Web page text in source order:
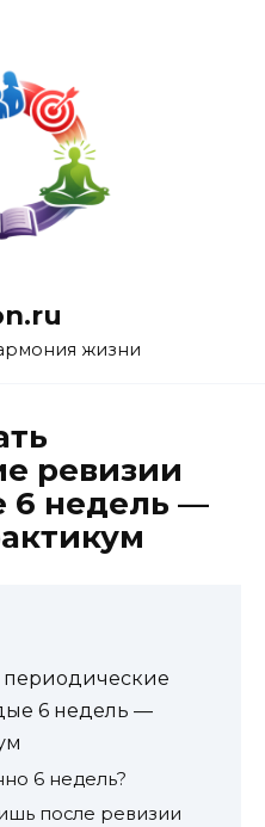
жизни
ревизии
6 недель —
периодические
6 недель —
6 недель?
после ревизии